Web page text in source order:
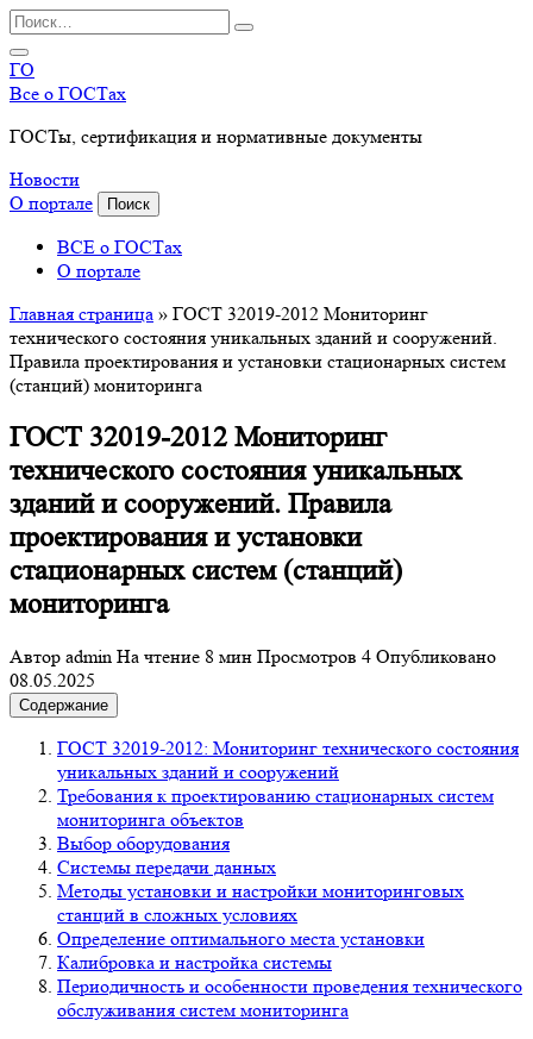
Перейти
к
содержанию
Search
for:
ГО
Все о ГОСТах
ГОСТы, сертификация и нормативные документы
Новости
О портале
Поиск
ВСЕ о ГОСТах
О портале
Главная страница » ГОСТ 32019-2012 Мониторинг
технического состояния уникальных зданий и сооружений.
Правила проектирования и установки стационарных систем
(станций) мониторинга
ГОСТ 32019-2012 Мониторинг
технического состояния уникальных
зданий и сооружений. Правила
проектирования и установки
стационарных систем (станций)
мониторинга
Автор admin На чтение 8 мин Просмотров 4 Опубликовано
08.05.2025
Содержание
ГОСТ 32019-2012: Мониторинг технического состояния
уникальных зданий и сооружений
Требования к проектированию стационарных систем
мониторинга объектов
Выбор оборудования
Системы передачи данных
Методы установки и настройки мониторинговых
станций в сложных условиях
Определение оптимального места установки
Калибровка и настройка системы
Периодичность и особенности проведения технического
обслуживания систем мониторинга